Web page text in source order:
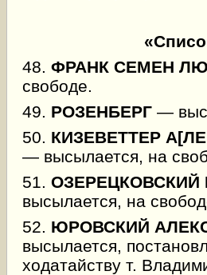
48. ФРАНК СЕМЕН
свободе.
49. РОЗЕНБЕРГ—
50. КИЗЕВЕТТЕР
— высылается, на
51.
высылается, на
52. ЮРОВСКИЙ
высылается,
ходатайству т.